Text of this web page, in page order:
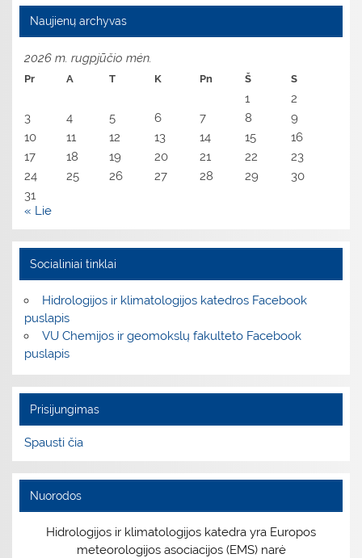
Naujienų archyvas
2026 m. rugpjūčio mėn.
Pr A T K Pn Š S
1
2
3
4 5 6 7 8
9
10
11 12 13 14 15
16
17
18 19 20 21 22
23
24
25 26 27 28 29
30
31
« Lie
Socialiniai tinklai
Hidrologijos ir klimatologijos katedros Facebook
puslapis
VU Chemijos ir geomokslų fakulteto Facebook
puslapis
Prisijungimas
Spausti čia
Nuorodos
Hidrologijos ir klimatologijos katedra yra Europos
meteorologijos asociacijos (EMS) narė